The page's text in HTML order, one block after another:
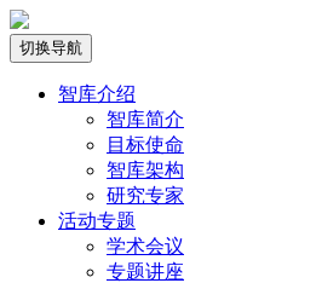
切换导航
智库介绍
智库简介
目标使命
智库架构
研究专家
活动专题
学术会议
专题讲座